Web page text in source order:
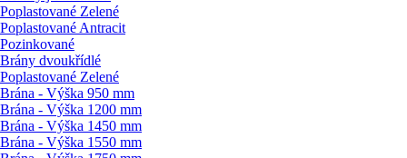
Poplastované Zelené
Poplastované Antracit
Pozinkované
Brány dvoukřídlé
Poplastované Zelené
Brána - Výška 950 mm
Brána - Výška 1200 mm
Brána - Výška 1450 mm
Brána - Výška 1550 mm